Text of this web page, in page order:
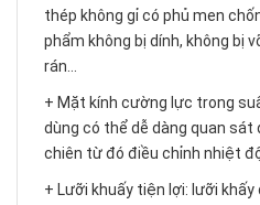
thép không gỉ có phủ men
phẩm không bị dính, không bị
rán…
+ Mặt kính cường lực trong
dùng có thể dễ dàng quan
chiên từ đó điều chỉnh nhiệt
+ Lưỡi khuấy tiện lợi: lưỡi